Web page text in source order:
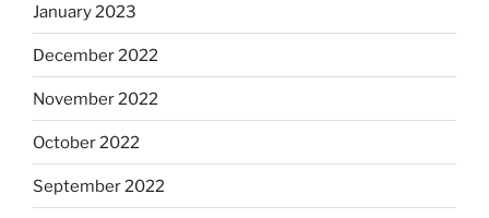
January 2023
December 2022
November 2022
October 2022
September 2022